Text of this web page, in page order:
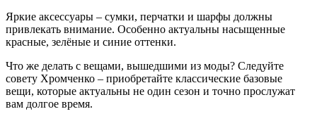
Яркие аксессуары – сумки, перчатки и шарфы должны
привлекать внимание. Особенно актуальны насыщенные
красные, зелёные и синие оттенки.
Что же делать с вещами, вышедшими из моды? Следуйте
совету Хромченко – приобретайте классические базовые
вещи, которые актуальны не один сезон и точно прослужат
вам долгое время.